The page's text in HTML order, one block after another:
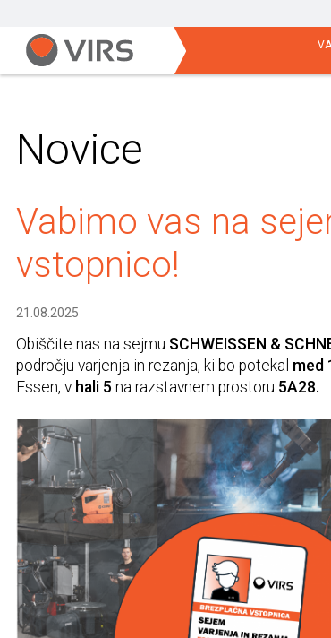
Novice
Vabimo vas na
vstopnico!
21.08.2025
Obiščite nas na sejmu SCHWEISSEN &
področju varjenja in rezanja, ki bo potekal med
Essen, vhali 5 na razstavnem prostoru 5A28.